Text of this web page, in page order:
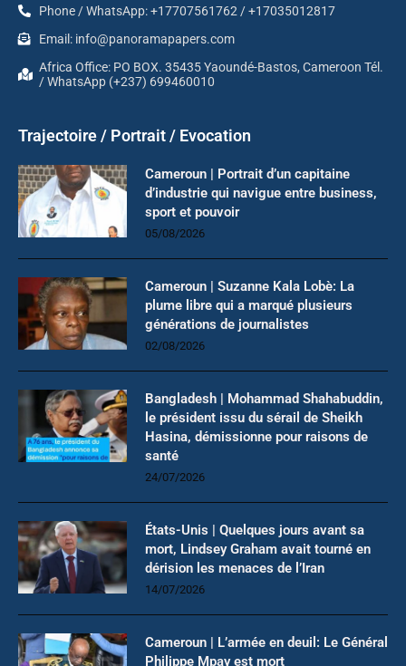
Phone / WhatsApp: +17707561762 / +17035012817
Email: info@panoramapapers.com
Africa Office: PO BOX. 35435 Yaoundé-Bastos, Cameroon Tél.
/ WhatsApp (+237) 699460010
Trajectoire / Portrait / Evocation
Cameroun | Portrait d’un capitaine
d’industrie qui navigue entre business,
sport et pouvoir
05/08/2026
Cameroun | Suzanne Kala Lobè: La
plume libre qui a marqué plusieurs
générations de journalistes
02/08/2026
Bangladesh | Mohammad Shahabuddin,
le président issu du sérail de Sheikh
Hasina, démissionne pour raisons de
santé
24/07/2026
États-Unis | Quelques jours avant sa
mort, Lindsey Graham avait tourné en
dérision les menaces de l’Iran
14/07/2026
Cameroun | L’armée en deuil: Le Général
Philippe Mpay est mort